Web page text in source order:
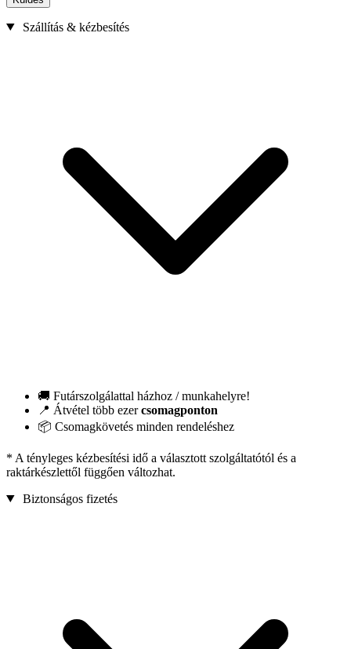
Szállítás & kézbesítés
🚚 Futárszolgálattal házhoz / munkahelyre!
📍 Átvétel több ezercsomagponton
📦 Csomagkövetés minden rendeléshez
* A tényleges kézbesítési idő a választott szolgáltatótól és a
raktárkészlettől függően változhat.
Biztonságos fizetés